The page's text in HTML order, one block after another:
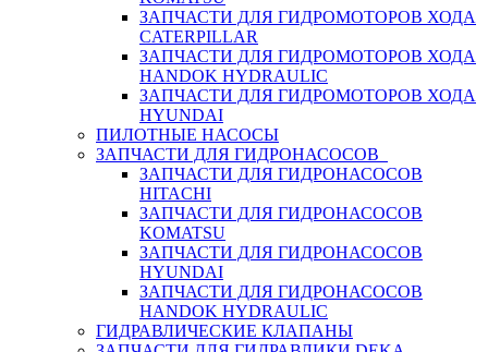
ЗАПЧАСТИ ДЛЯ ГИДРОМОТОРОВ ХОДА
CATERPILLAR
ЗАПЧАСТИ ДЛЯ ГИДРОМОТОРОВ ХОДА
HANDOK HYDRAULIC
ЗАПЧАСТИ ДЛЯ ГИДРОМОТОРОВ ХОДА
HYUNDAI
ПИЛОТНЫЕ НАСОСЫ
ЗАПЧАСТИ ДЛЯ ГИДРОНАСОСОВ
ЗАПЧАСТИ ДЛЯ ГИДРОНАСОСОВ
HITACHI
ЗАПЧАСТИ ДЛЯ ГИДРОНАСОСОВ
KOMATSU
ЗАПЧАСТИ ДЛЯ ГИДРОНАСОСОВ
HYUNDAI
ЗАПЧАСТИ ДЛЯ ГИДРОНАСОСОВ
HANDOK HYDRAULIC
ГИДРАВЛИЧЕСКИЕ КЛАПАНЫ